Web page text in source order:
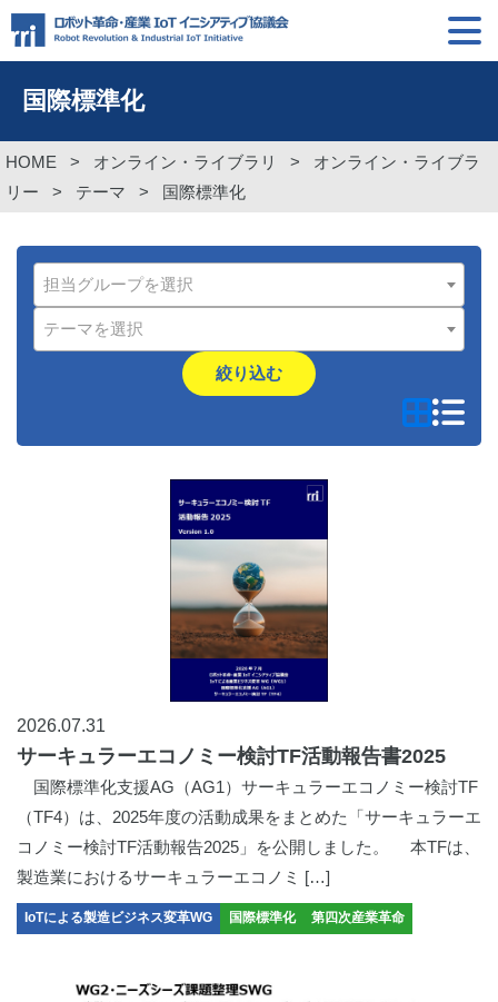
国際標準化
HOME > オンライン・ライブラリ > オンライン・ライブラ
リー > テーマ > 国際標準化
担当グループを選択
テーマを選択
絞り込む
2026.07.31
サーキュラーエコノミー検討TF活動報告書2025
国際標準化支援AG（AG1）サーキュラーエコノミー検討TF
（TF4）は、2025年度の活動成果をまとめた「サーキュラーエ
コノミー検討TF活動報告2025」を公開しました。 本TFは、
製造業におけるサーキュラーエコノミ […]
IoTによる製造ビジネス変革WG 国際標準化 第四次産業革命